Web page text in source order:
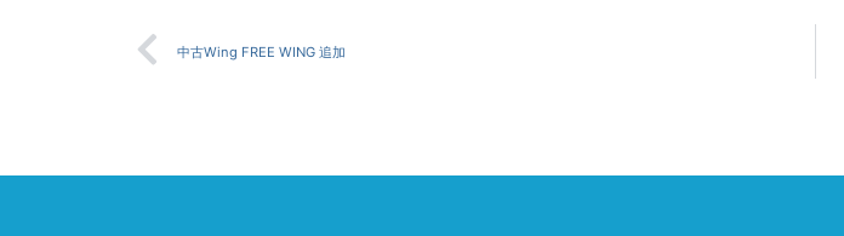
中古Wing FREE WING 追加